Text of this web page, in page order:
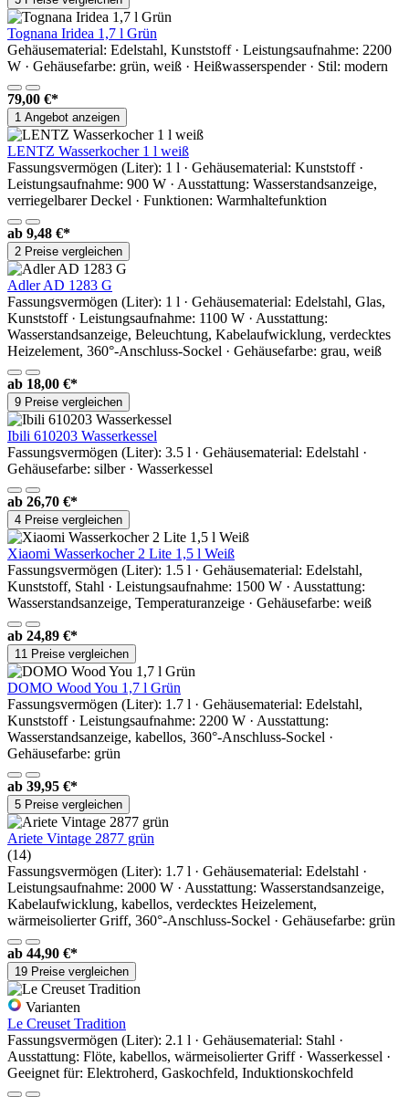
Tognana Iridea 1,7 l Grün
Gehäusematerial: Edelstahl, Kunststoff · Leistungsaufnahme: 2200
W · Gehäusefarbe: grün, weiß · Heißwasserspender · Stil: modern
79,00 €*
1 Angebot anzeigen
LENTZ Wasserkocher 1 l weiß
Fassungsvermögen (Liter): 1 l · Gehäusematerial: Kunststoff ·
Leistungsaufnahme: 900 W · Ausstattung: Wasserstandsanzeige,
verriegelbarer Deckel · Funktionen: Warmhaltefunktion
ab 9,48 €*
2 Preise vergleichen
Adler AD 1283 G
Fassungsvermögen (Liter): 1 l · Gehäusematerial: Edelstahl, Glas,
Kunststoff · Leistungsaufnahme: 1100 W · Ausstattung:
Wasserstandsanzeige, Beleuchtung, Kabelaufwicklung, verdecktes
Heizelement, 360°-Anschluss-Sockel · Gehäusefarbe: grau, weiß
ab 18,00 €*
9 Preise vergleichen
Ibili 610203 Wasserkessel
Fassungsvermögen (Liter): 3.5 l · Gehäusematerial: Edelstahl ·
Gehäusefarbe: silber · Wasserkessel
ab 26,70 €*
4 Preise vergleichen
Xiaomi Wasserkocher 2 Lite 1,5 l Weiß
Fassungsvermögen (Liter): 1.5 l · Gehäusematerial: Edelstahl,
Kunststoff, Stahl · Leistungsaufnahme: 1500 W · Ausstattung:
Wasserstandsanzeige, Temperaturanzeige · Gehäusefarbe: weiß
ab 24,89 €*
11 Preise vergleichen
DOMO Wood You 1,7 l Grün
Fassungsvermögen (Liter): 1.7 l · Gehäusematerial: Edelstahl,
Kunststoff · Leistungsaufnahme: 2200 W · Ausstattung:
Wasserstandsanzeige, kabellos, 360°-Anschluss-Sockel ·
Gehäusefarbe: grün
ab 39,95 €*
5 Preise vergleichen
Ariete Vintage 2877 grün
(14)
Fassungsvermögen (Liter): 1.7 l · Gehäusematerial: Edelstahl ·
Leistungsaufnahme: 2000 W · Ausstattung: Wasserstandsanzeige,
Kabelaufwicklung, kabellos, verdecktes Heizelement,
wärmeisolierter Griff, 360°-Anschluss-Sockel · Gehäusefarbe: grün
ab 44,90 €*
19 Preise vergleichen
Varianten
Le Creuset Tradition
Fassungsvermögen (Liter): 2.1 l · Gehäusematerial: Stahl ·
Ausstattung: Flöte, kabellos, wärmeisolierter Griff · Wasserkessel ·
Geeignet für: Elektroherd, Gaskochfeld, Induktionskochfeld